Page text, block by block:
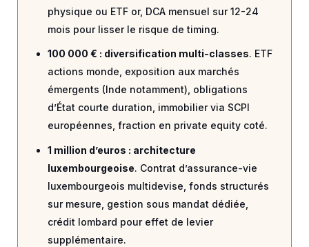
physique ou ETF or, DCA mensuel sur 12-24
mois pour lisser le risque de timing.
100 000 € : diversification multi-classes. ETF
actions monde, exposition aux marchés
émergents (Inde notamment), obligations
d’État courte duration, immobilier via SCPI
européennes, fraction en private equity coté.
1 million d’euros : architecture
luxembourgeoise. Contrat d’assurance-vie
luxembourgeois multidevise, fonds structurés
sur mesure, gestion sous mandat dédiée,
crédit lombard pour effet de levier
supplémentaire.